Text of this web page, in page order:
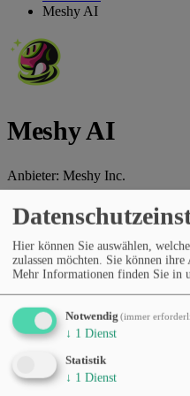
Meshy AI
Meshy AI
Anbieter: Meshy Inc.
KI-Plattform für 3D-
kreative Designprozesse.
Webseite des Anbieters
Kategorien
BildgenerierungDesign,
Storytelling
Preismodell
Sprachen
Englisch
Hier können Sie auswählen,
zulassen möchten. Sie können
Mehr Informationen finden Sie in
Notwendig (immer
↓ 1 Dienst
Statistik
↓ 1 Dienst